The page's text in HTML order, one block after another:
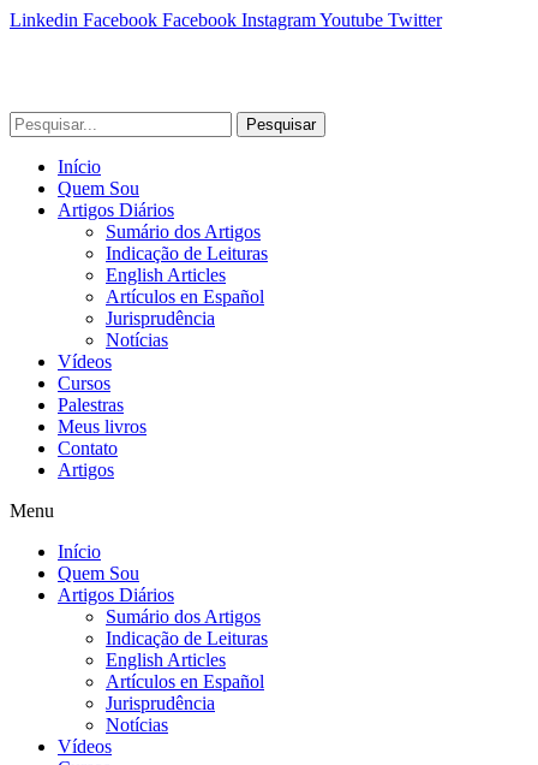
Linkedin Facebook Facebook InstagramYoutube Twitter
Pesquisar
Início
Quem Sou
Artigos Diários
Sumário dos Artigos
Indicação de Leituras
English Articles
Artículos en Español
Jurisprudência
Notícias
Vídeos
Cursos
Palestras
Meus livros
Contato
Artigos
Menu
Início
Quem Sou
Artigos Diários
Sumário dos Artigos
Indicação de Leituras
English Articles
Artículos en Español
Jurisprudência
Notícias
Vídeos